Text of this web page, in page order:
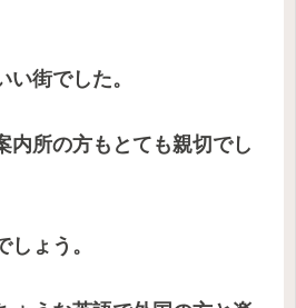
い街でした。
内所の方もとても親切でし
ょう。